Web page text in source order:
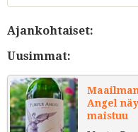
Ajankohtaiset:
Uusimmat:
Angel
maistuu